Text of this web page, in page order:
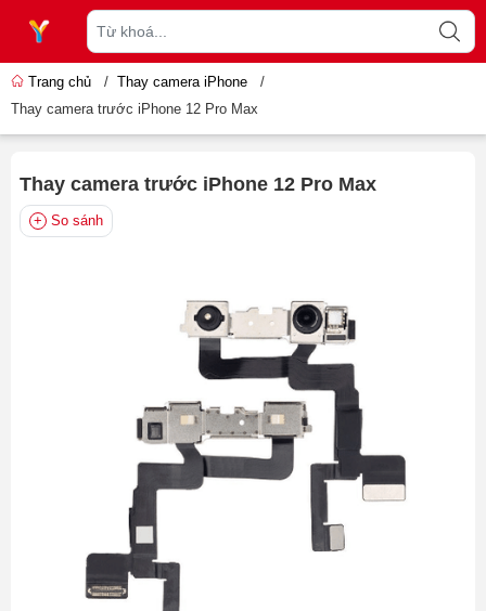
Trang chủ / Thay camera iPhone
/
Thay camera trước iPhone 12 Pro Max
Thay camera trước iPhone 12 Pro Max
So sánh